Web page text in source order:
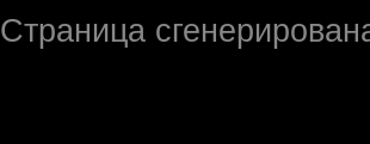
Страница